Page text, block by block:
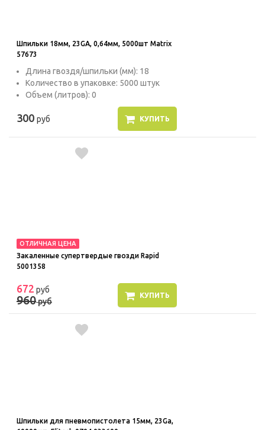
Шпильки 18мм, 23GA, 0,64мм, 5000шт Matrix
57673
Длина гвоздя/шпильки (мм): 18
Количество в упаковке: 5000 штук
Объем (литров): 0
300 руб КУПИТЬ
ОТЛИЧНАЯ ЦЕНА
Закаленные супертвердые гвозди Rapid
5001358
672 руб
960руб
КУПИТЬ
Шпильки для пневмопистолета 15мм, 23Ga,